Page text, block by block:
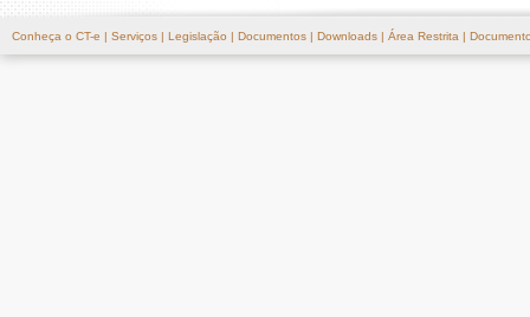
Conheça o CT-e | Serviços | Legislação | Documentos | Downloads | Área Restrita |